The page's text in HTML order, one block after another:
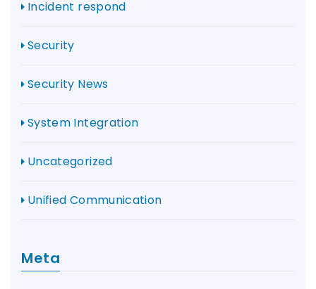
Incident respond
Security
Security News
System Integration
Uncategorized
Unified Communication
Meta